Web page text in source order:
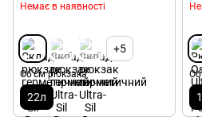
Немає в наявності
+5
Об'єм рюкзака
22л